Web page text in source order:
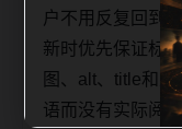
户不用反复回到
新时优先保证标
图、alt、title和
语而没有实际阅